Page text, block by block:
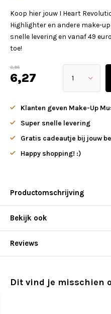
Koop hier jouw I Heart
Highlighter en andere make-
snelle levering en vanaf 49
toe!
8,95
6,27
Klanten geven Make-Up
Super snelle levering
Gratis cadeautje bij jouw
Happy shopping! :)
Productomschrijving
Bekijk ook
Reviews
Dit vind je misschien